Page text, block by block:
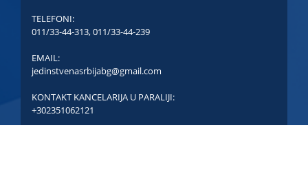
TELEFONI:
011/33-44-313,011/33-44-239
EMAIL:
jedinstvenasrbijabg@gmail.com
KONTAKT KANCELARIJA U PARALIJI:
+302351062121